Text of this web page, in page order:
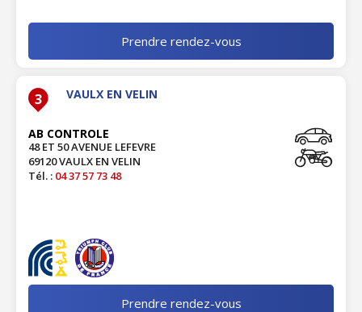
Prendre rendez-vous
3 VAULX EN VELIN
AB CONTROLE
48 ET 50 AVENUE LEFEVRE
69120 VAULX EN VELIN
Tél. : 04 37 57 73 48
Prendre rendez-vous